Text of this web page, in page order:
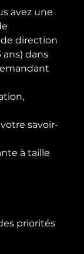
avez une
direction
dans
savoir-
à taille
priorités